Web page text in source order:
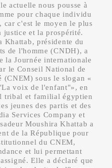
actuelle nous pousse à
pour chaque individu
car c'est le moyen le plus
et la prospérité.
Khattab, présidente du
de l'homme (CNDH), a
la Journée internationale
le Conseil National de
(CNEM) sous le slogan «
voix de l'enfant"», en
tribal et familial égyptien
jeunes des partis et des
Services Company et
Moushira Khattab a
de la République pour
du CNEM,
et lui permettant
Elle a déclaré que